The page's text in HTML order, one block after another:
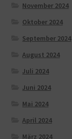
November 2024
Oktober 2024
September 2024
August 2024
Juli 2024
Juni 2024
Mai 2024
April 2024
März 2024